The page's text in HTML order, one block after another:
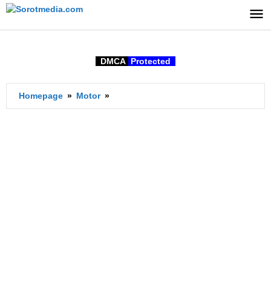
Lewati
konten
DMCA Protected
Homepage » Motor »
Aki